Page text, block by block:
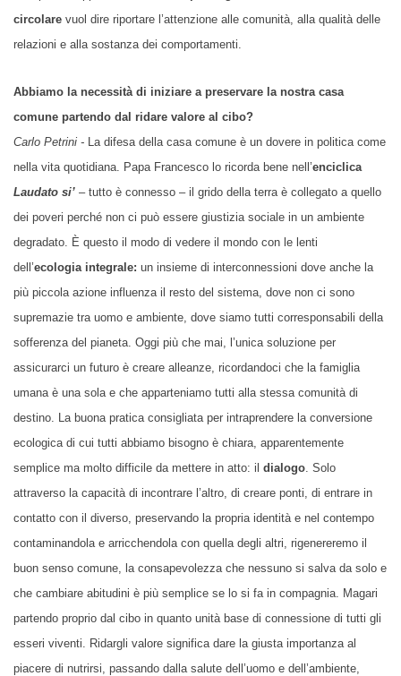
circolare vuol dire riportare l’attenzione alle comunità, alla qualità delle
relazioni e alla sostanza dei comportamenti.
Abbiamo la necessità di iniziare a preservare la nostra casa
comune partendo dal ridare valore al cibo?
Carlo Petrini - La difesa della casa comune è un dovere in politica come
nella vita quotidiana. Papa Francesco lo ricorda bene nell’enciclica
Laudato si’ – tutto è connesso – il grido della terra è collegato a quello
dei poveri perché non ci può essere giustizia sociale in un ambiente
degradato. È questo il modo di vedere il mondo con le lenti
dell’ecologia integrale: un insieme di interconnessioni dove anche la
più piccola azione influenza il resto del sistema, dove non ci sono
supremazie tra uomo e ambiente, dove siamo tutti corresponsabili della
sofferenza del pianeta. Oggi più che mai, l’unica soluzione per
assicurarci un futuro è creare alleanze, ricordandoci che la famiglia
umana è una sola e che apparteniamo tutti alla stessa comunità di
destino. La buona pratica consigliata per intraprendere la conversione
ecologica di cui tutti abbiamo bisogno è chiara, apparentemente
semplice ma molto difficile da mettere in atto: il dialogo . Solo
attraverso la capacità di incontrare l’altro, di creare ponti, di entrare in
contatto con il diverso, preservando la propria identità e nel contempo
contaminandola e arricchendola con quella degli altri, rigenereremo il
buon senso comune, la consapevolezza che nessuno si salva da solo e
che cambiare abitudini è più semplice se lo si fa in compagnia. Magari
partendo proprio dal cibo in quanto unità base di connessione di tutti gli
esseri viventi. Ridargli valore significa dare la giusta importanza al
piacere di nutrirsi, passando dalla salute dell’uomo e dell’ambiente,